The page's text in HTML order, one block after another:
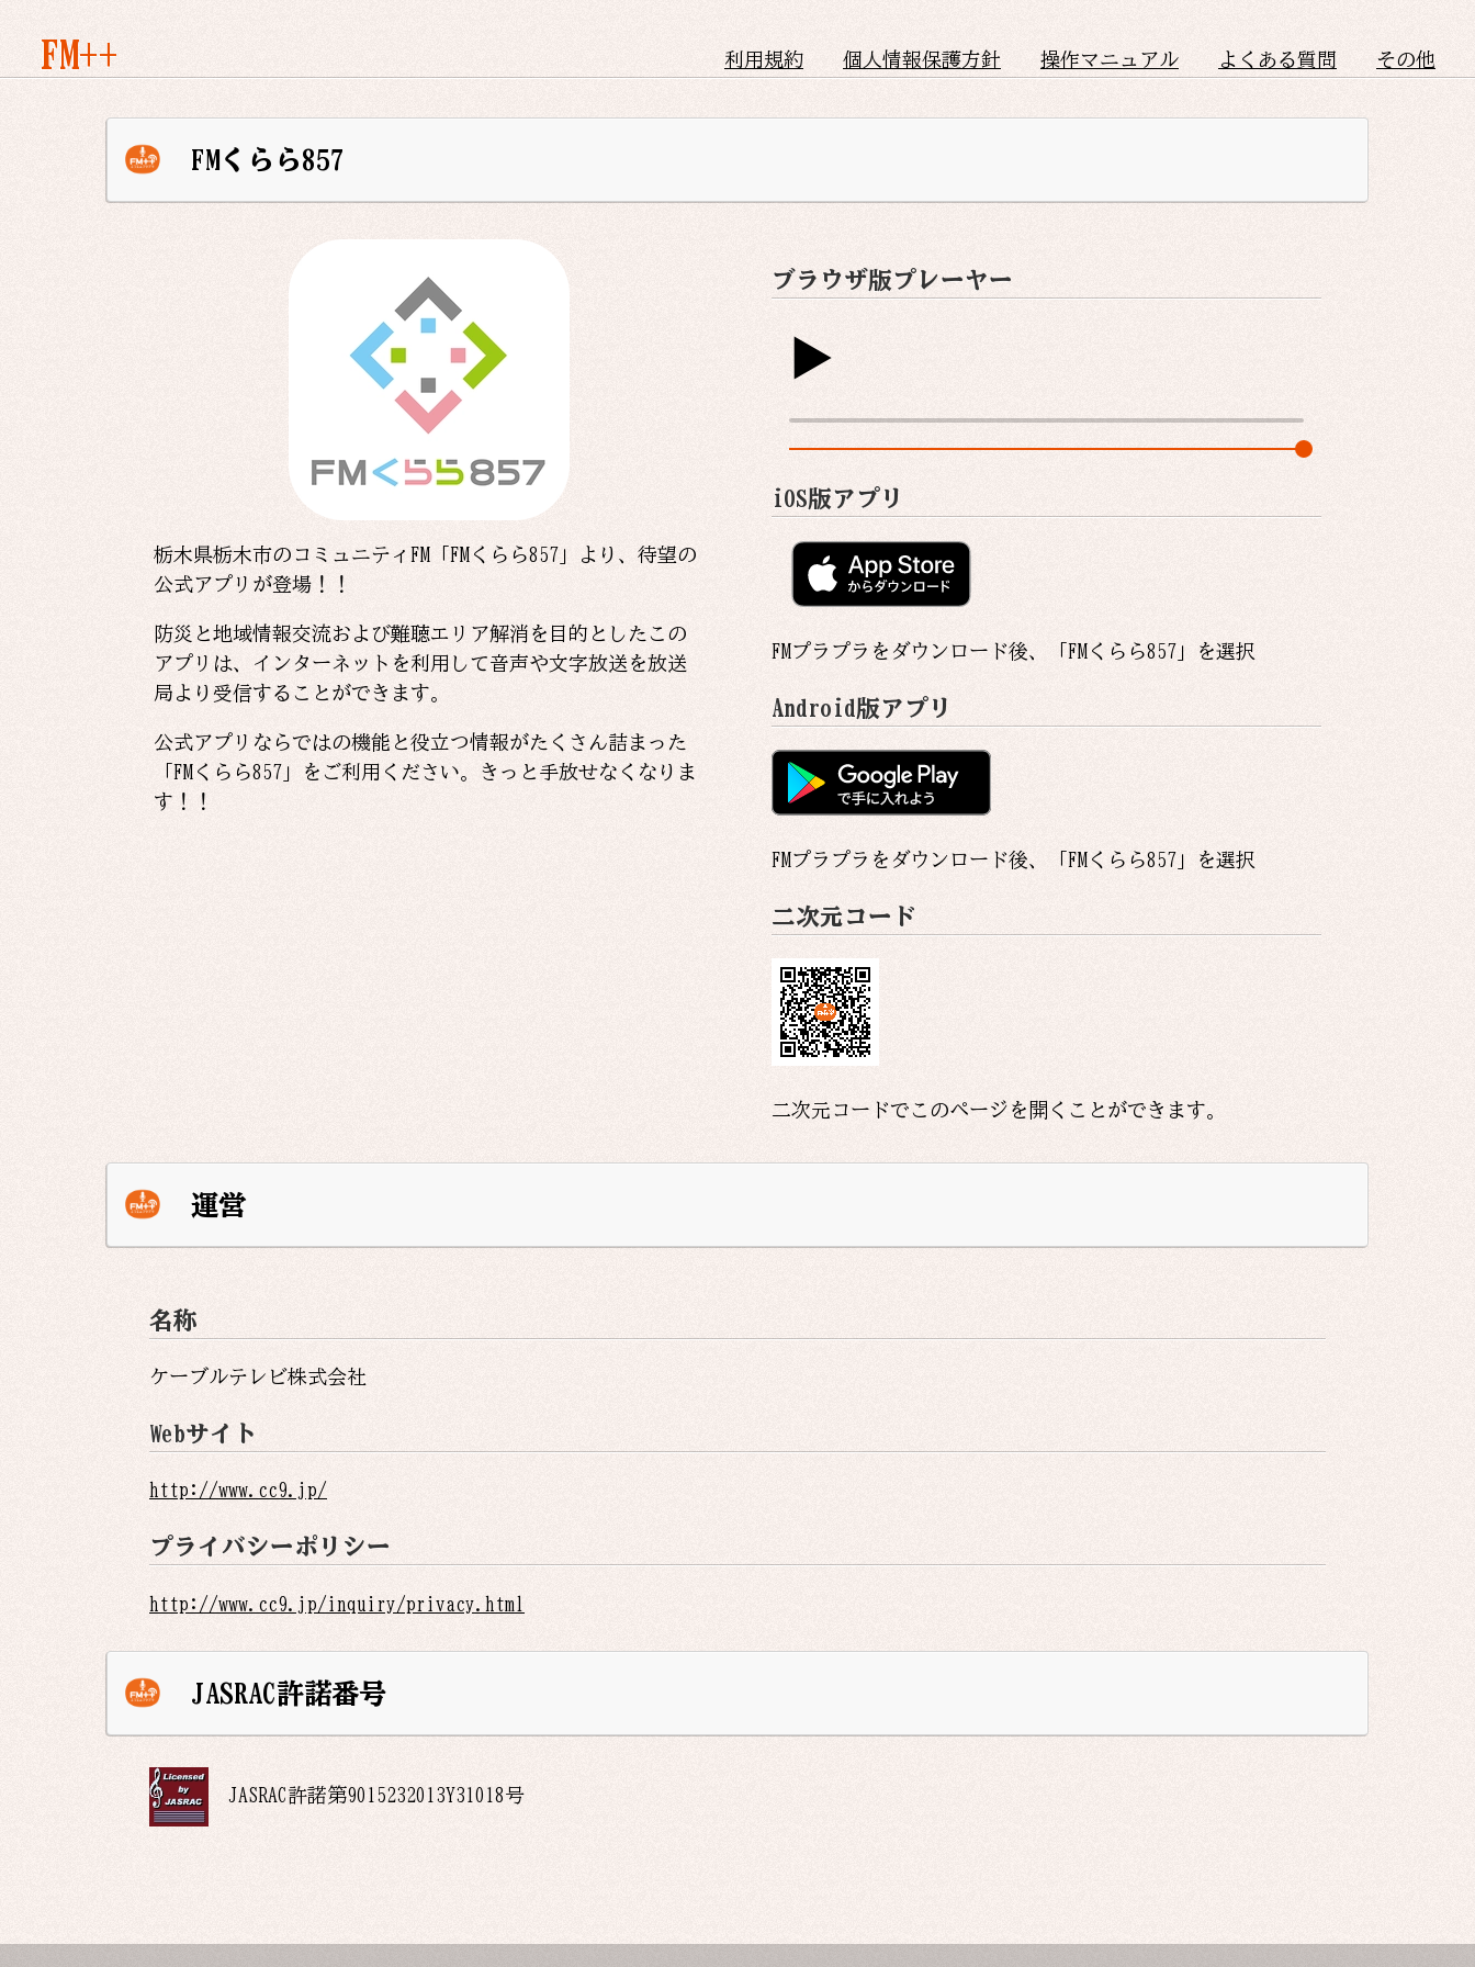
FM++ 利用規約 個人情報保護方針 操作マニュアル よくある質問 その他
FMくらら857
栃木県栃木市のコミュニティFM「FMくらら857」より、待望の
公式アプリが登場！！
防災と地域情報交流および難聴エリア解消を目的としたこの
アプリは、インターネットを利用して音声や文字放送を放送
局より受信することができます。
公式アプリならではの機能と役立つ情報がたくさん詰まった
「FMくらら857」をご利用ください。きっと手放せなくなりま
す！！
ブラウザ版プレーヤー
iOS版アプリ
FMプラプラをダウンロード後、「 FMくらら857」を選択
Android版アプリ
FMプラプラをダウンロード後、「 FMくらら857」を選択
二次元コード
二次元コードでこのページを開くことができます。
運営
名称
ケーブルテレビ株式会社
Webサイト
http://www.cc9.jp/
プライバシーポリシー
http://www.cc9.jp/inquiry/privacy.html
JASRAC許諾番号
JASRAC許諾第9015232013Y31018号